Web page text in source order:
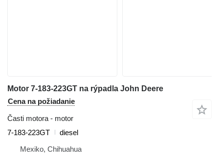
Motor 7-183-223GT na rýpadla John Deere
Cena na požiadanie
Časti motora - motor
7-183-223GT
diesel
Mexiko, Chihuahua